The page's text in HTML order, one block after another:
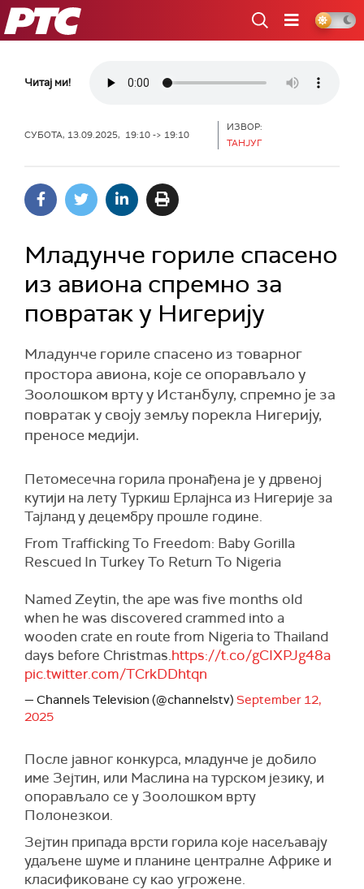
РТС
Читај ми!
СУБОТА, 13.09.2025, 19:10 -> 19:10
ИЗВОР:
ТАНЈУГ
Младунче гориле спасено
из авиона спремно за
повратак у Нигерију
Младунче гориле спасено из товарног
простора авиона, које се опорављало у
Зоолошком врту у Истанбулу, спремно је за
повратак у своју земљу порекла Нигерију,
преносе медији.
Петомесечна горила пронађена је у дрвеној
кутији на лету Туркиш Ерлајнса из Нигерије за
Тајланд у децембру прошле године.
From Trafficking To Freedom: Baby Gorilla
Rescued In Turkey To Return To Nigeria
Named Zeytin, the ape was five months old
when he was discovered crammed into a
wooden crate en route from Nigeria to Thailand
days before Christmas.https://t.co/gCIXPJg48a
pic.twitter.com/TCrkDDhtqn
— Channels Television (@channelstv) September 12,
2025
После јавног конкурса, младунче је добило
име Зејтин, или Маслина на турском језику, и
опорављало се у Зоолошком врту
Полонезкои.
Зејтин припада врсти горила које насељавају
удаљене шуме и планине централне Африке и
класификоване су као угрожене.